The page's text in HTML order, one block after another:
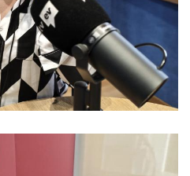
econòmica Turisme